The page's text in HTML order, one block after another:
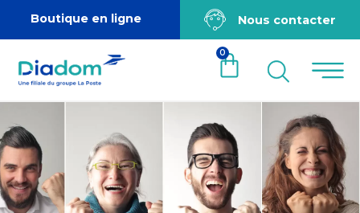
Boutique en ligne Nous contacter
0